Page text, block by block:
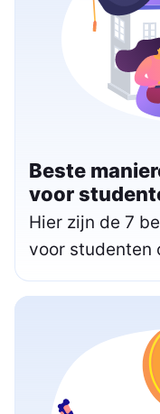
Beste
voor
Hier zijn de 7
voor studenten